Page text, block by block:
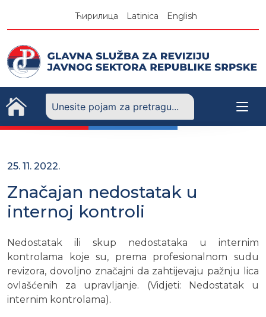
Ћирилица Latinica English
25. 11. 2022.
Značajan nedostatak u
internoj kontroli
Nedostatak ili skup nedostataka u internim
kontrolama koje su, prema profesionalnom sudu
revizora, dovoljno značajni da zahtijevaju pažnju lica
ovlašćenih za upravljanje. (Vidjeti: Nedostatak u
internim kontrolama).